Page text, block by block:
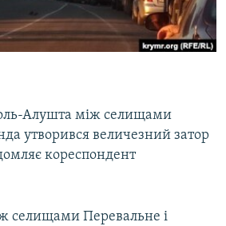
КРИМУ
Алушта між селищами
утворився величезний затор
кореспондент
селищами Перевальне і